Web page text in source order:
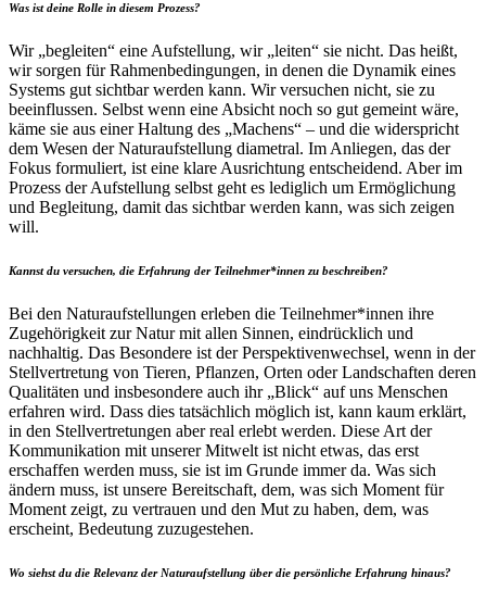
Was ist deine Rolle in diesem Prozess?
Wir „begleiten“ eine Aufstellung, wir „leiten“ sie nicht. Das heißt,
wir sorgen für Rahmenbedingungen, in denen die Dynamik eines
Systems gut sichtbar werden kann. Wir versuchen nicht, sie zu
beeinflussen. Selbst wenn eine Absicht noch so gut gemeint wäre,
käme sie aus einer Haltung des „Machens“ – und die widerspricht
dem Wesen der Naturaufstellung diametral. Im Anliegen, das der
Fokus formuliert, ist eine klare Ausrichtung entscheidend. Aber im
Prozess der Aufstellung selbst geht es lediglich um Ermöglichung
und Begleitung, damit das sichtbar werden kann, was sich zeigen
will.
Kannst du versuchen, die Erfahrung der Teilnehmer*innen zu beschreiben?
Bei den Naturaufstellungen erleben die Teilnehmer*innen ihre
Zugehörigkeit zur Natur mit allen Sinnen, eindrücklich und
nachhaltig. Das Besondere ist der Perspektivenwechsel, wenn in der
Stellvertretung von Tieren, Pflanzen, Orten oder Landschaften deren
Qualitäten und insbesondere auch ihr „Blick“ auf uns Menschen
erfahren wird. Dass dies tatsächlich möglich ist, kann kaum erklärt,
in den Stellvertretungen aber real erlebt werden. Diese Art der
Kommunikation mit unserer Mitwelt ist nicht etwas, das erst
erschaffen werden muss, sie ist im Grunde immer da. Was sich
ändern muss, ist unsere Bereitschaft, dem, was sich Moment für
Moment zeigt, zu vertrauen und den Mut zu haben, dem, was
erscheint, Bedeutung zuzugestehen.
Wo siehst du die Relevanz der Naturaufstellung über die persönliche Erfahrung hinaus?